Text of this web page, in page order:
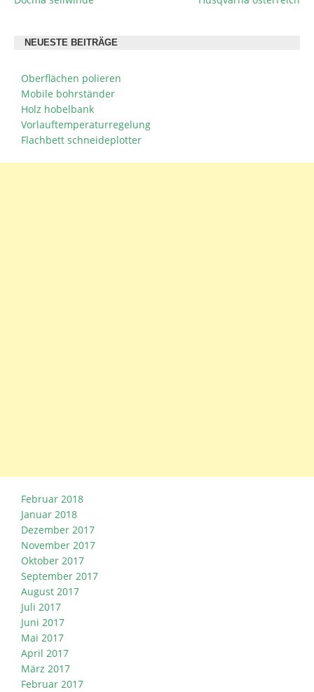
NEUESTE BEITRÄGE
Oberflächen polieren
Mobile bohrständer
Holz hobelbank
Vorlauftemperaturregelung
Flachbett schneideplotter
Februar 2018
Januar 2018
Dezember 2017
November 2017
Oktober 2017
September 2017
August 2017
Juli 2017
Juni 2017
Mai 2017
April 2017
März 2017
Februar 2017